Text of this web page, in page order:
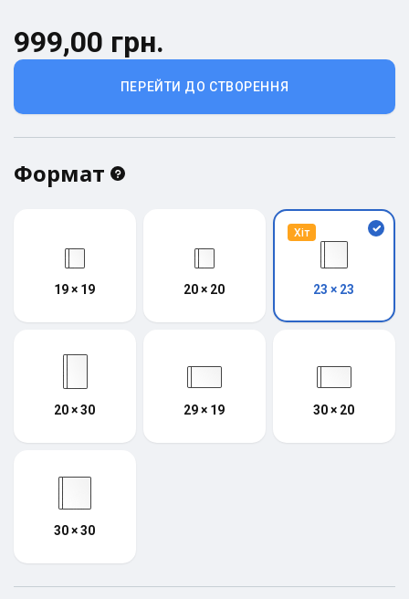
ПЕРЕЙТИ ДО СТВОРЕННЯ
999,00 грн.
Формат
19 × 19 20 × 20
Хіт
23 × 23
20 × 30 29 × 19 30 × 20
30 × 30